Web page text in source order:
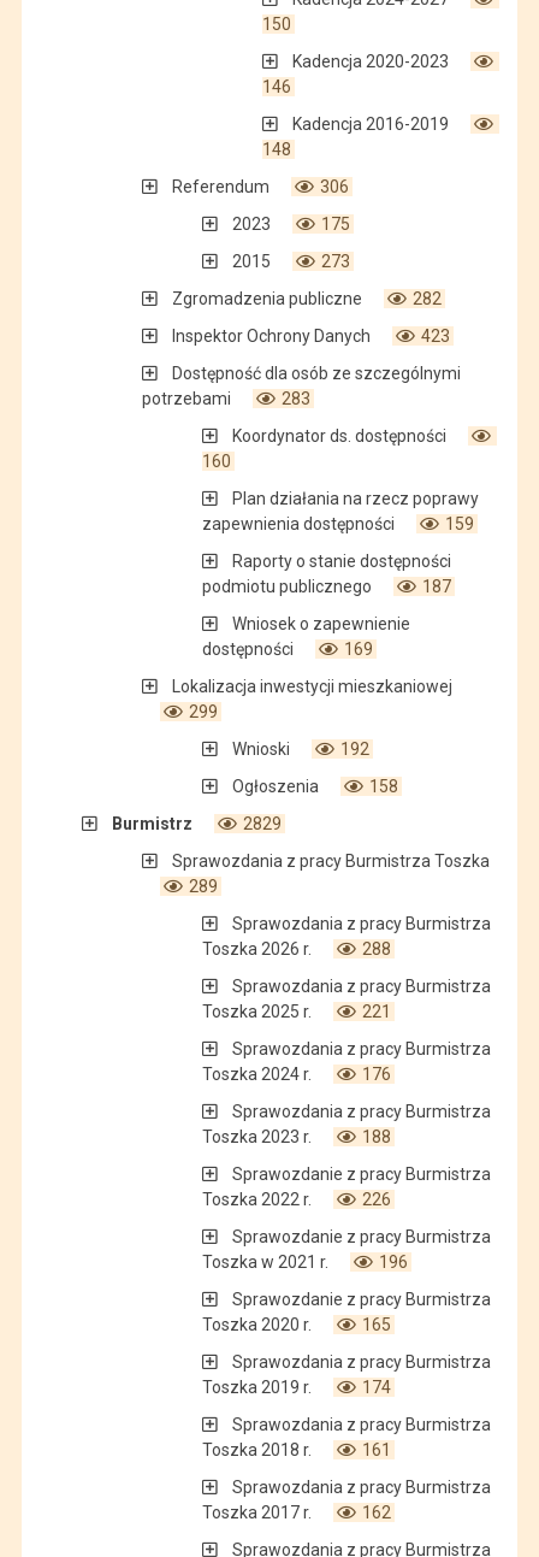
150
Kadencja 2020-2023
146
Kadencja 2016-2019
148
Referendum
306
2023
175
2015
273
Zgromadzenia publiczne
282
Inspektor Ochrony Danych
423
Dostępność dla osób ze szczególnymi
potrzebami
283
Koordynator ds. dostępności
160
Plan działania na rzecz poprawy
zapewnienia dostępności
159
Raporty o stanie dostępności
podmiotu publicznego
187
Wniosek o zapewnienie
dostępności
169
Lokalizacja inwestycji mieszkaniowej
299
Wnioski
192
Ogłoszenia
158
Burmistrz
2829
Sprawozdania z pracy Burmistrza Toszka
289
Sprawozdania z pracy Burmistrza
Toszka 2026 r.
288
Sprawozdania z pracy Burmistrza
Toszka 2025 r.
221
Sprawozdania z pracy Burmistrza
Toszka 2024 r.
176
Sprawozdania z pracy Burmistrza
Toszka 2023 r.
188
Sprawozdanie z pracy Burmistrza
Toszka 2022 r.
226
Sprawozdanie z pracy Burmistrza
Toszka w 2021 r.
196
Sprawozdanie z pracy Burmistrza
Toszka 2020 r.
165
Sprawozdania z pracy Burmistrza
Toszka 2019 r.
174
Sprawozdania z pracy Burmistrza
Toszka 2018 r.
161
Sprawozdania z pracy Burmistrza
Toszka 2017 r.
162
Sprawozdania z pracy Burmistrza